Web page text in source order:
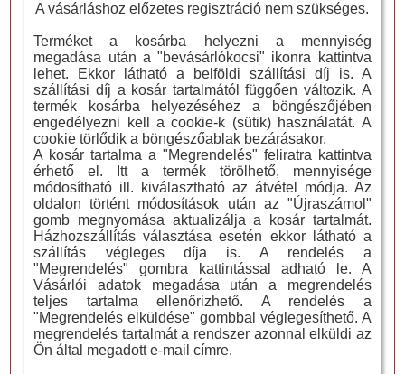
A vásárláshoz előzetes regisztráció nem szükséges.
Terméket a kosárba helyezni a mennyiség
megadása után a "bevásárlókocsi" ikonra kattintva
lehet. Ekkor látható a belföldi szállítási díj is. A
szállítási díj a kosár tartalmától függően változik. A
termék kosárba helyezéséhez a böngészőjében
engedélyezni kell a cookie-k (sütik) használatát. A
cookie törlődik a böngészőablak bezárásakor.
A kosár tartalma a "Megrendelés" feliratra kattintva
érhető el. Itt a termék törölhető, mennyisége
módosítható ill. kiválasztható az átvétel módja. Az
oldalon történt módosítások után az "Újraszámol"
gomb megnyomása aktualizálja a kosár tartalmát.
Házhozszállítás választása esetén ekkor látható a
szállítás végleges díja is. A rendelés a
"Megrendelés" gombra kattintással adható le. A
Vásárlói adatok megadása után a megrendelés
teljes tartalma ellenőrizhető. A rendelés a
"Megrendelés elküldése" gombbal véglegesíthető. A
megrendelés tartalmát a rendszer azonnal elküldi az
Ön által megadott e-mail címre.